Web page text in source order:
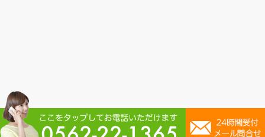
ひまわり鍼灸接骨院
プライバシーポリシー 特定商取引法に基づく表記 powered by ラポールスタイ